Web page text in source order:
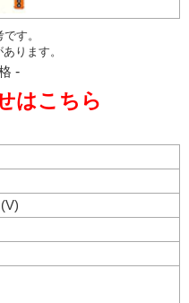
す。
ります。
-
はこちら